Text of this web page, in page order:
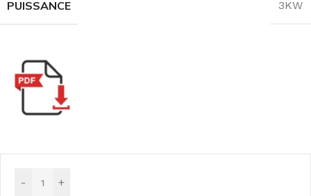
PUISSANCE 3KW
- +